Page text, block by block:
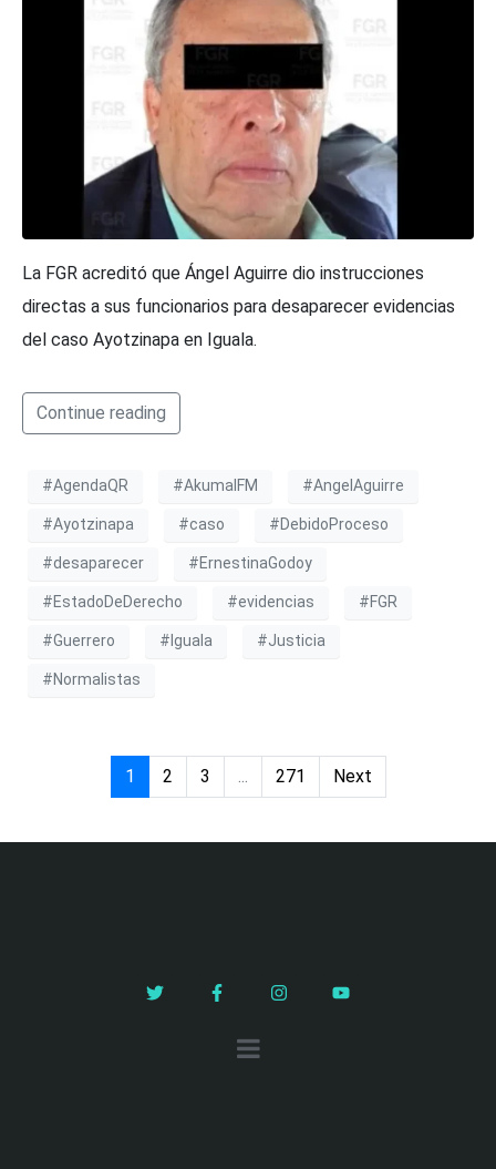
La FGR acreditó que Ángel Aguirre dio instrucciones
directas a sus funcionarios para desaparecer evidencias
del caso Ayotzinapa en Iguala.
Continue reading
#AgendaQR #AkumalFM #AngelAguirre
#Ayotzinapa #caso #DebidoProceso
#desaparecer #ErnestinaGodoy
#EstadoDeDerecho #evidencias #FGR
#Guerrero #Iguala #Justicia
#Normalistas
1 2 3 ... 271 Next